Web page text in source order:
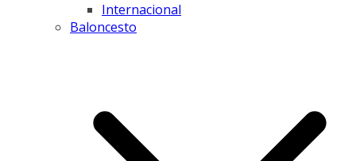
Internacional
Baloncesto